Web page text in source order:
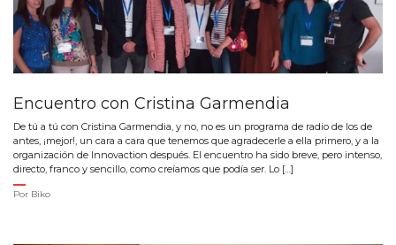
Encuentro con Cristina Garmendia
De tú a tú con Cristina Garmendia, y no, no es un programa de radio de los de
antes, ¡mejor!, un cara a cara que tenemos que agradecerle a ella primero, y a la
organización de Innovaction después. El encuentro ha sido breve, pero intenso,
directo, franco y sencillo, como creíamos que podía ser. Lo […]
Por Biko